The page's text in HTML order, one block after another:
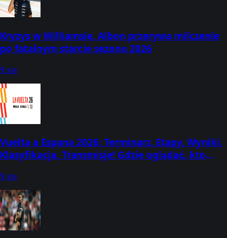
Kryzys w Williamsie. Albon przerywa milczenie
po fatalnym starcie sezonu 2026
9 sie
Vuelta a Espana 2026: Terminarz, Etapy, Wyniki,
Klasyfikacja, Transmisje! Gdzie oglądać, kto
9 sie